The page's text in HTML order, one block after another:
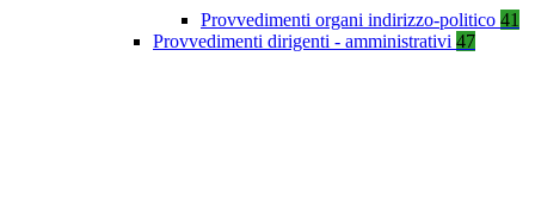
Provvedimenti organi indirizzo-politico 41
Provvedimenti dirigenti - amministrativi 47